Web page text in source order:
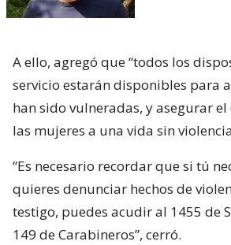
A ello, agregó que “todos los
servicio estarán disponibles para
han sido vulneradas, y asegurar
las mujeres a una vida sin
“Es necesario recordar que si tú
quieres denunciar hechos de
testigo, puedes acudir al 1455 de
149 de Carabineros”, cerró.